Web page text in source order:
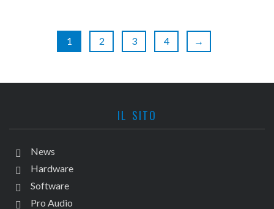
1 2 3 4 →
IL SITO
News
Hardware
Software
Pro Audio